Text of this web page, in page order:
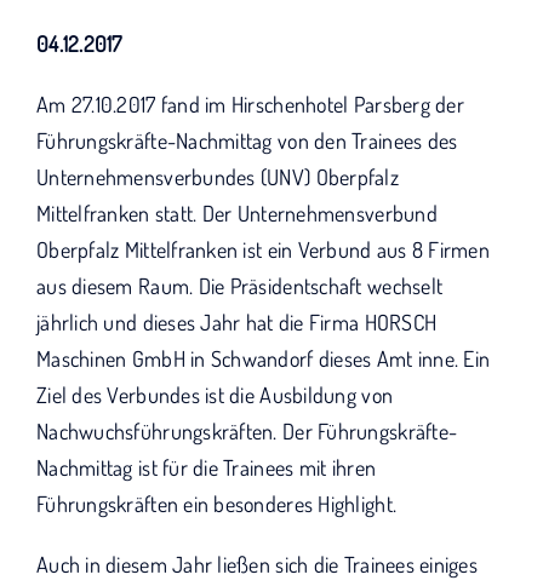
04.12.2017
Am 27.10.2017 fand im Hirschenhotel Parsberg der
Führungskräfte-Nachmittag von den Trainees des
Unternehmensverbundes (UNV) Oberpfalz
Mittelfranken statt. Der Unternehmensverbund
Oberpfalz Mittelfranken ist ein Verbund aus 8 Firmen
aus diesem Raum. Die Präsidentschaft wechselt
jährlich und dieses Jahr hat die Firma HORSCH
Maschinen GmbH in Schwandorf dieses Amt inne. Ein
Ziel des Verbundes ist die Ausbildung von
Nachwuchsführungskräften. Der Führungskräfte-
Nachmittag ist für die Trainees mit ihren
Führungskräften ein besonderes Highlight.
Auch in diesem Jahr ließen sich die Trainees einiges